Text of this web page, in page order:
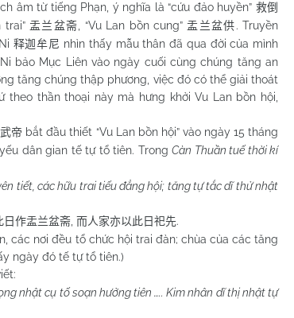
từ tiếng Phạn, ý nghĩa là “cứu đảo huyền” 救倒
trai” 盂兰盆斋 , “Vu Lan bồn cung” 盂兰盆供 . Truyền
释迦牟尼 nhìn thấy mẫu thân đã qua đời của mình
bảo Mục Liên vào ngày cuối cùng chúng tăng an
tăng chúng thập phương, việc đó có thể giải thoát
thần thoại này mà hưng khởi Vu Lan bồn hội,
帝 bắt đầu thiết “Vu Lan bồn hội” vào ngày 15 tháng
dân gian tế tự tổ tiên. Trong Càn Thuần tuế thời kí
tiết, các hữu trai tiếu đẳng hội; tăng tự tắc dĩ thử nhật
日作盂兰盆斋 而人家亦以此日祀先.
nơi đều tổ chức hội trai đàn; chùa của các tăng
ngày đó tế tự tổ tiên.)
nhật cụ tố soạn hưởng tiên ….. Kim nhân dĩ thị nhật tự